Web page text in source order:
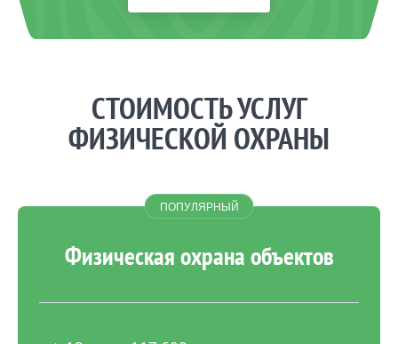
СТОИМОСТЬ УСЛУГ
ФИЗИЧЕСКОЙ ОХРАНЫ
Физическая охрана объектов